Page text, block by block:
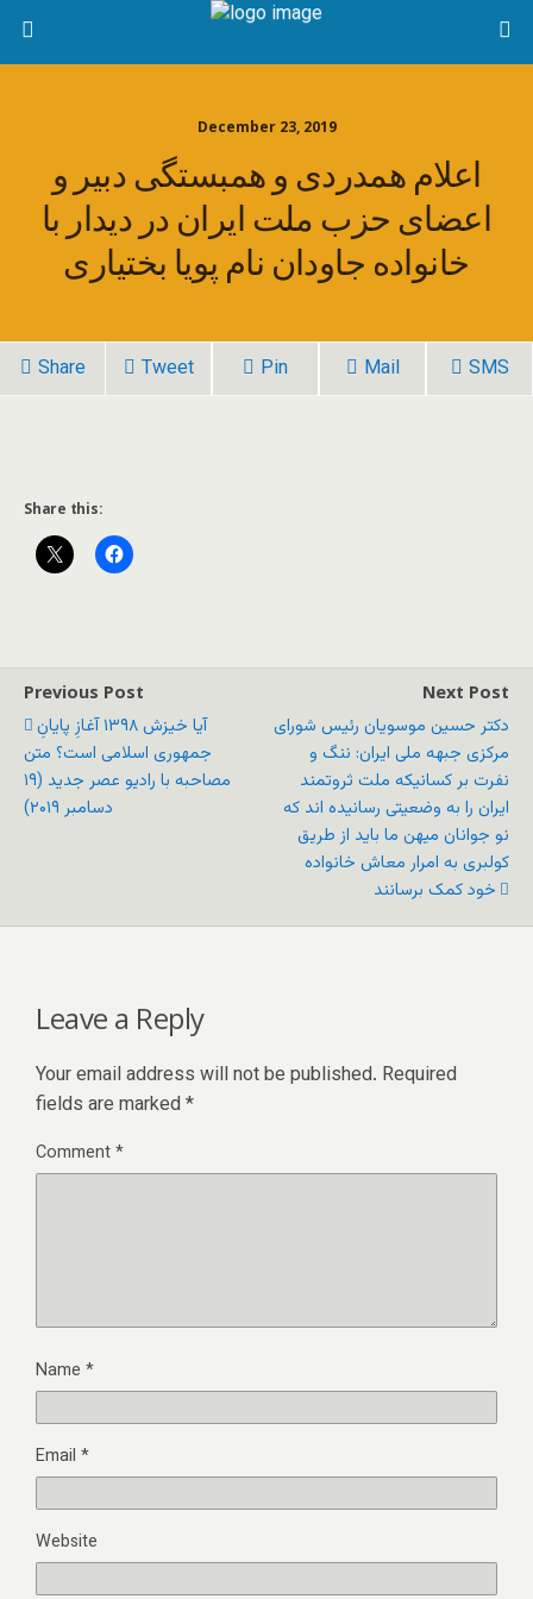
December 23, 2019
اعلام همدردی و همبستگی دبیر و
اعضای حزب ملت ایران در دیدار با
خانواده جاودان نام پویا بختیاری
Share Tweet Pin Mail SMS
Share this:
Previous Post
آیا خیزش ۱۳۹۸ آغازِ پایانِ
جمهوری اسلامی است؟ متن
مصاحبه با رادیو عصر جدید (۱۹
دسامبر ۲۰۱۹)
Next Post
دکتر حسین موسویان رئیس شورای
مرکزی جبهه ملی ایران: ننگ و
نفرت بر کسانیکه ملت ثروتمند
ایران را به وضعیتى رسانیده اند که
نو جوانان میهن ما باید از طریق
کولبرى به امرار معاش خانواده
خود کمک برسانند
Leave a Reply
Your email address will not be published. Required
fields are marked *
Comment*
Name *
Email *
Website